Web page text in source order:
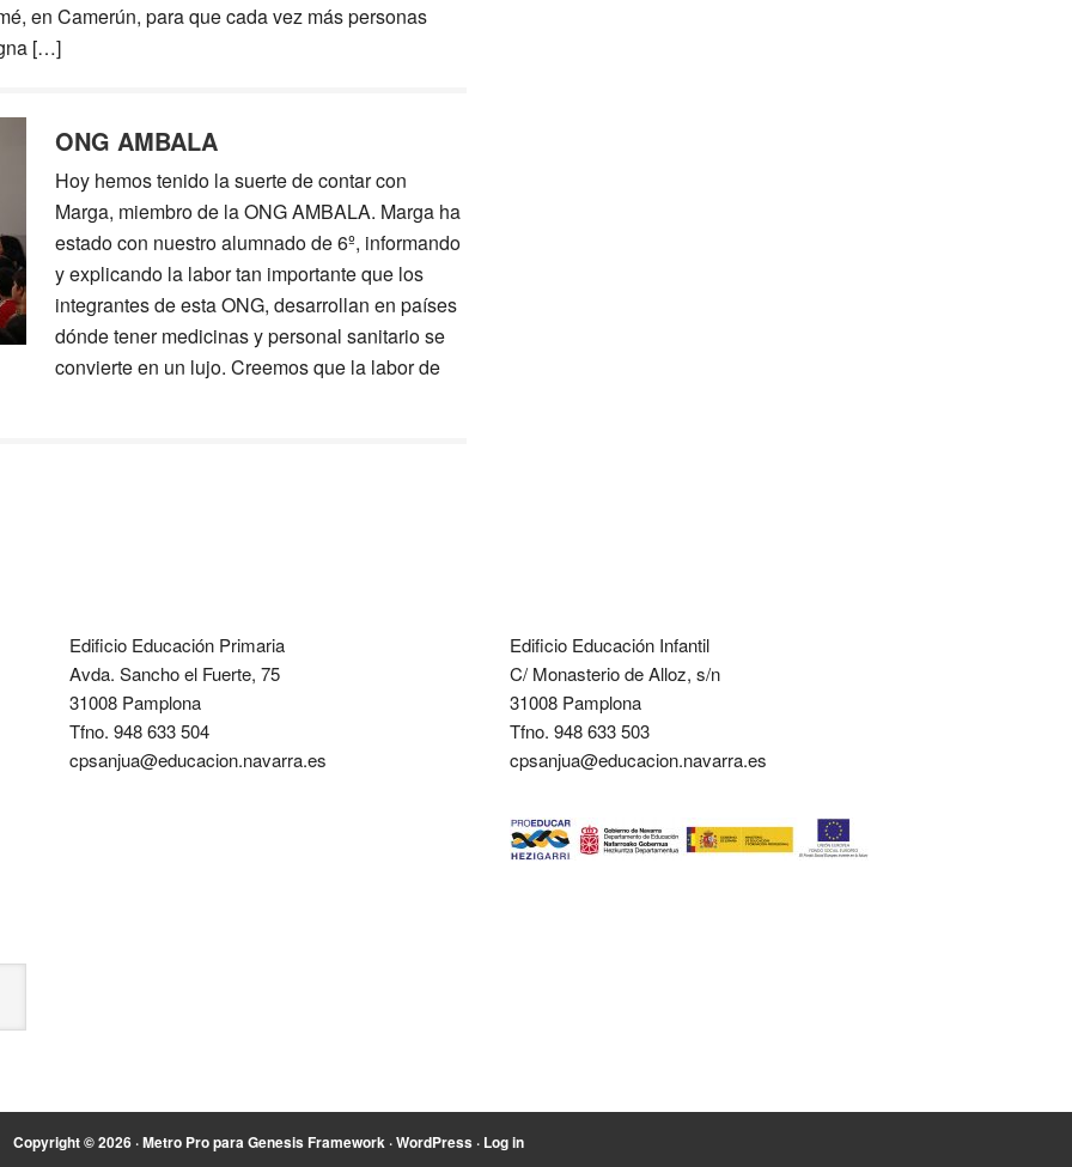
en Camerún, para que cada vez más personas
[…]
ONG AMBALA
Hoy hemos tenido la suerte de contar con
Marga, miembro de la ONG AMBALA. Marga ha
estado con nuestro alumnado de 6º, informando
y explicando la labor tan importante que los
integrantes de esta ONG, desarrollan en países
dónde tener medicinas y personal sanitario se
convierte en un lujo. Creemos que la labor de
Edificio Educación Primaria
Avda. Sancho el Fuerte, 75
31008 Pamplona
Tfno. 948 633 504
cpsanjua@educacion.navarra.es
Edificio Educación Infantil
C/ Monasterio de Alloz, s/n
31008 Pamplona
Tfno. 948 633 503
cpsanjua@educacion.navarra.es
Copyright © 2026 ·Metro ProparaGenesis Framework·WordPress· Log in